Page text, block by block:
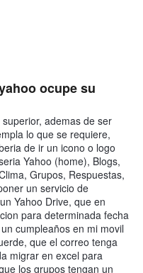
ocupe su
ademas de ser
lo que se requiere,
de ir un icono o logo
Yahoo (home), Blogs,
Grupos, Respuestas,
un servicio de
Yahoo Drive, que en
para determinada fecha
cumpleaños en mi movil
que el correo tenga
migrar en excel para
los grupos tengan un